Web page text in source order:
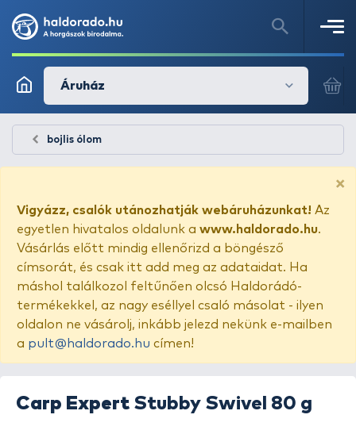
Áruház
bojlis ólom
×
Vigyázz, csalók utánozhatják webáruházunkat! Az
egyetlen hivatalos oldalunk a www.haldorado.hu.
Vásárlás előtt mindig ellenőrizd a böngésző
címsorát, és csak itt add meg az adataidat. Ha
máshol találkozol feltűnően olcsó Haldorádó-
termékekkel, az nagy eséllyel csaló másolat - ilyen
oldalon ne vásárolj, inkább jelezd nekünk e-mailben
a pult@haldorado.hu címen!
Carp Expert Stubby Swivel 80 g